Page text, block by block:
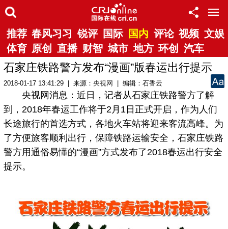
推荐 春风习习 锐评 国际 国内 评论 视频 文娱
体育 原创 直播 财智 城市 地方 环创 汽车
石家庄铁路警方发布“漫画”版春运出行提示
2018-01-17 13:41:29 | 来源：央视网 | 编辑：石香云
央视网消息：近日，记者从石家庄铁路警方了解
到，2018年春运工作将于2月1日正式开启，作为人们
长途旅行的首选方式，各地火车站将迎来客流高峰。为
了方便旅客顺利出行，保障铁路运输安全，石家庄铁路
警方用通俗易懂的“漫画”方式发布了2018春运出行安全
提示。